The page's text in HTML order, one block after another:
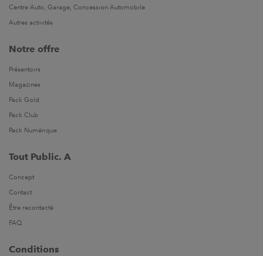
Centre Auto, Garage, Concession Automobile
Autres activités
Notre offre
Présentoirs
Magazines
Pack Gold
Pack Club
Pack Numérique
Tout Public. A
Concept
Contact
Être recontacté
FAQ
Conditions